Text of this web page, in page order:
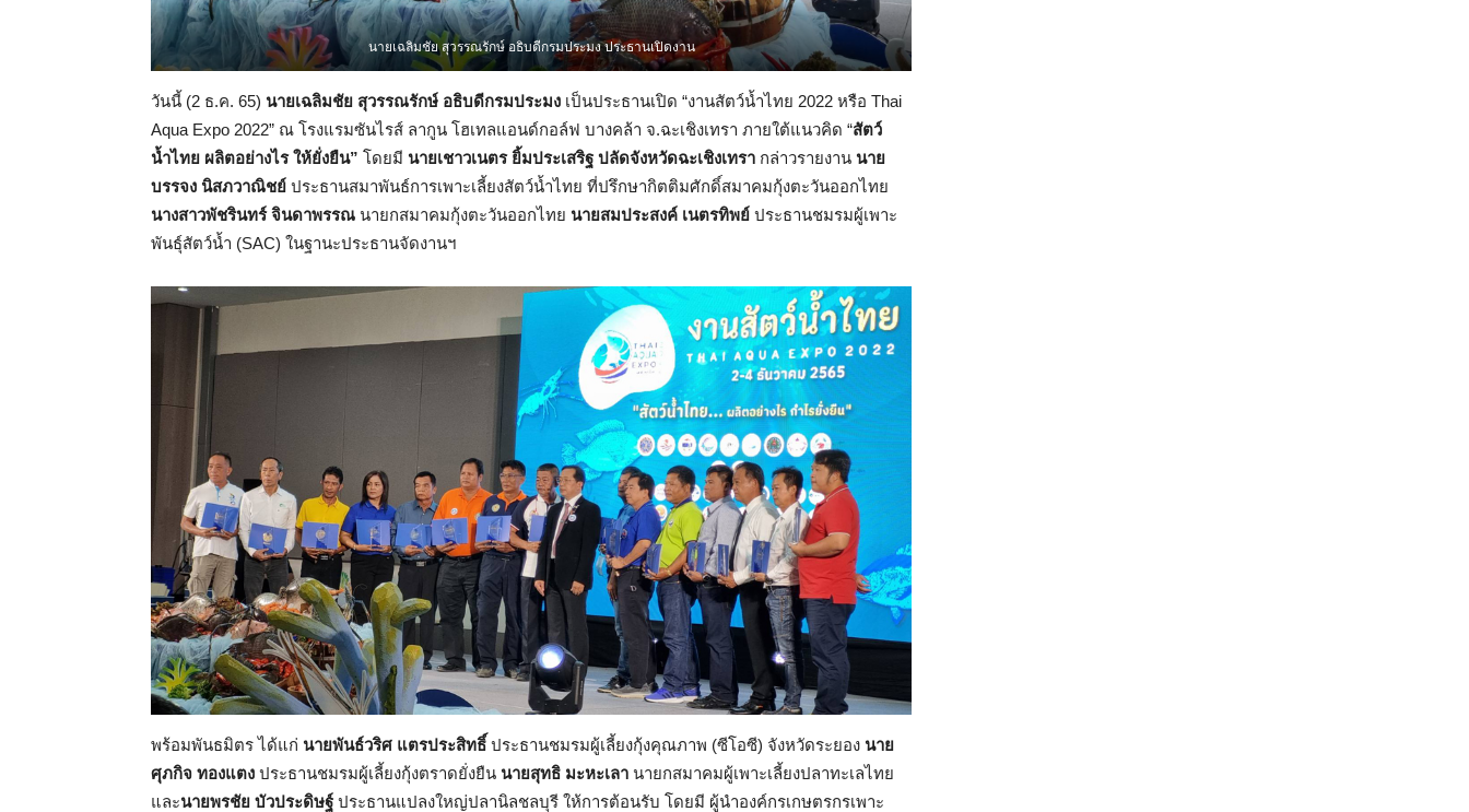
นายเฉลิมชัย สุวรรณรักษ์ อธิบดีกรมประมง ประธานเปิดงาน
วันนี้ (2 ธ.ค. 65) นายเฉลิมชัย สุวรรณรักษ์ อธิบดีกรมประมง เป็นประธานเปิด “งานสัตว์น้ำไทย 2022 หรือ Thai
Aqua Expo 2022” ณ โรงแรมซันไรส์ ลากูน โฮเทลแอนด์กอล์ฟ บางคล้า จ.ฉะเชิงเทรา ภายใต้แนวคิด “สัตว์
น้ำไทย ผลิตอย่างไร ให้ยั่งยืน” โดยมี นายเชาวเนตร ยิ้มประเสริฐ ปลัดจังหวัดฉะเชิงเทรา กล่าวรายงาน นาย
บรรจง นิสภวาณิชย์ ประธานสมาพันธ์การเพาะเลี้ยงสัตว์น้ำไทย ที่ปรึกษากิตติมศักดิ์สมาคมกุ้งตะวันออกไทย
นางสาวพัชรินทร์ จินดาพรรณ นายกสมาคมกุ้งตะวันออกไทย นายสมประสงค์ เนตรทิพย์ ประธานชมรมผู้เพาะ
พันธุ์สัตว์น้ำ (SAC) ในฐานะประธานจัดงานฯ
พร้อมพันธมิตร ได้แก่ นายพันธ์วริศ แตรประสิทธิ์ ประธานชมรมผู้เลี้ยงกุ้งคุณภาพ (ซีโอซี) จังหวัดระยอง นาย
ศุภกิจ ทองแตง ประธานชมรมผู้เลี้ยงกุ้งตราดยั่งยืน นายสุทธิ มะหะเลา นายกสมาคมผู้เพาะเลี้ยงปลาทะเลไทย
และนายพรชัย บัวประดิษฐ์ ประธานแปลงใหญ่ปลานิลชลบุรี ให้การต้อนรับ โดยมี ผู้นำองค์กรเกษตรกรเพาะ